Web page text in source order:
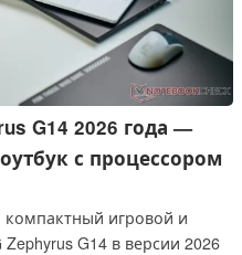
G14 2026 года —
с процессором
игровой и
G14 в версии 2026